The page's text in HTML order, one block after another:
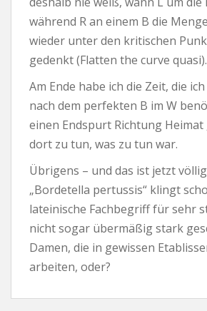
während R an einem B die
wieder unter den kritischen
gedenkt (Flatten the curve quasi).
Am Ende habe ich die Zeit, die
nach dem perfekten B im W
einen Endspurt Richtung
dort zu tun, was zu tun war.
Übrigens – und das ist jetzt
„Bordetella pertussis“ klingt
lateinische Fachbegriff für sehr
nicht sogar übermäßig stark
Damen, die in gewissen
arbeiten, oder?